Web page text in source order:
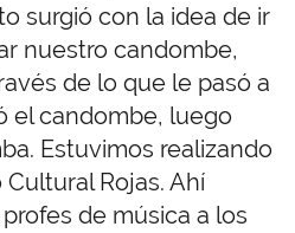
surgió con la idea de ir
nuestro candombe,
de lo que le pasó a
el candombe, luego
Estuvimos realizando
Rojas. Ahí
de música a los